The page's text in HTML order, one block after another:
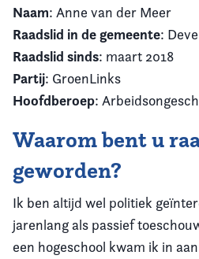
Naam: Anne van der Meer
Raadslid in de gemeente:
Raadslid sinds: maart 2018
Partij: GroenLinks
Hoofdberoep:
Waarom bent u
geworden?
Ik ben altijd wel politiek
jarenlang als passief
een hogeschool kwam ik in